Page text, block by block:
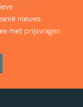
nieuws.
met prijsvragen.